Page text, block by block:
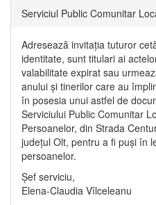
Serviciul Public Comunitar
Adresează invitația tuturor
identitate, sunt titulari ai
valabilitate expirat sau
anului și tinerilor care au
în posesia unui astfel de
Serviciului Public Comunitar
Persoanelor, din Strada
județul Olt, pentru a fi puși în
persoanelor.
Șef serviciu,
Elena-Claudia Vîlceleanu